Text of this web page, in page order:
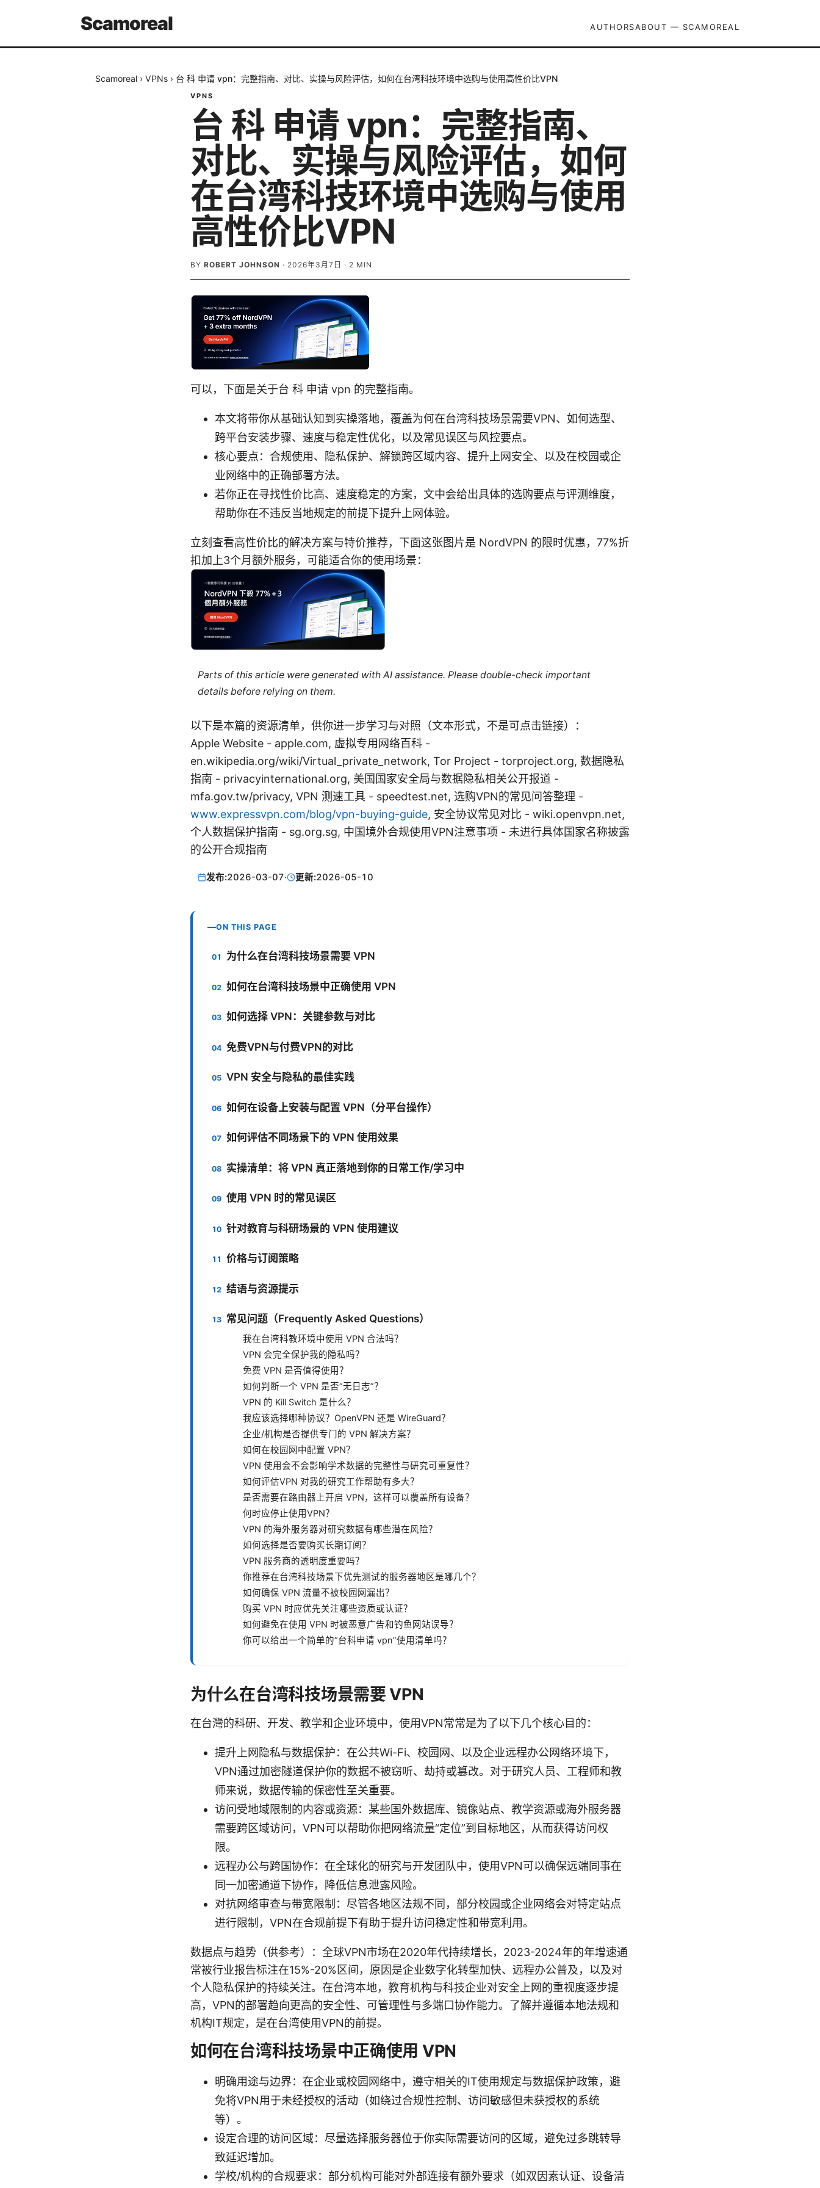
Scamoreal AUTHORSABOUT — SCAMOREAL
Scamoreal › VPNs › 台 科 申请 vpn：完整指南、对比、实操与风险评估，如何在台湾科技环境中选购与使用高性价比VPN
VPNS
台 科 申请 vpn：完整指南、
对比、实操与风险评估，如何
在台湾科技环境中选购与使用
高性价比VPN
BY ROBERT JOHNSON · 2026年3月7日 · 2 MIN
可以，下面是关于台 科 申请 vpn 的完整指南。
本文将带你从基础认知到实操落地，覆盖为何在台湾科技场景需要VPN、如何选型、
跨平台安装步骤、速度与稳定性优化，以及常见误区与风控要点。
核心要点：合规使用、隐私保护、解锁跨区域内容、提升上网安全、以及在校园或企
业网络中的正确部署方法。
若你正在寻找性价比高、速度稳定的方案，文中会给出具体的选购要点与评测维度，
帮助你在不违反当地规定的前提下提升上网体验。
立刻查看高性价比的解决方案与特价推荐，下面这张图片是 NordVPN 的限时优惠，77%折
扣加上3个月额外服务，可能适合你的使用场景：
Parts of this article were generated with AI assistance. Please double-check important
details before relying on them.
以下是本篇的资源清单，供你进一步学习与对照（文本形式，不是可点击链接）：
Apple Website - apple.com, 虚拟专用网络百科 -
en.wikipedia.org/wiki/Virtual_private_network, Tor Project - torproject.org, 数据隐私
指南 - privacyinternational.org, 美国国家安全局与数据隐私相关公开报道 -
mfa.gov.tw/privacy, VPN 测速工具 - speedtest.net, 选购VPN的常见问答整理 -
www.expressvpn.com/blog/vpn-buying-guide, 安全协议常见对比 - wiki.openvpn.net,
个人数据保护指南 - sg.org.sg, 中国境外合规使用VPN注意事项 - 未进行具体国家名称披露
的公开合规指南
发布:2026-03-07· 更新:2026-05-10
ON THIS PAGE
为什么在台湾科技场景需要 VPN
如何在台湾科技场景中正确使用 VPN
如何选择 VPN：关键参数与对比
免费VPN与付费VPN的对比
VPN 安全与隐私的最佳实践
如何在设备上安装与配置 VPN（分平台操作）
如何评估不同场景下的 VPN 使用效果
实操清单：将 VPN 真正落地到你的日常工作/学习中
使用 VPN 时的常见误区
针对教育与科研场景的 VPN 使用建议
价格与订阅策略
结语与资源提示
常见问题（Frequently Asked Questions）
我在台湾科教环境中使用 VPN 合法吗？
VPN 会完全保护我的隐私吗？
免费 VPN 是否值得使用？
如何判断一个 VPN 是否“无日志”？
VPN 的 Kill Switch 是什么？
我应该选择哪种协议？OpenVPN 还是 WireGuard？
企业/机构是否提供专门的 VPN 解决方案？
如何在校园网中配置 VPN？
VPN 使用会不会影响学术数据的完整性与研究可重复性？
如何评估VPN 对我的研究工作帮助有多大？
是否需要在路由器上开启 VPN，这样可以覆盖所有设备？
何时应停止使用VPN？
VPN 的海外服务器对研究数据有哪些潜在风险？
如何选择是否要购买长期订阅？
VPN 服务商的透明度重要吗？
你推荐在台湾科技场景下优先测试的服务器地区是哪几个？
如何确保 VPN 流量不被校园网漏出？
购买 VPN 时应优先关注哪些资质或认证？
如何避免在使用 VPN 时被恶意广告和钓鱼网站误导？
你可以给出一个简单的“台科申请 vpn”使用清单吗？
为什么在台湾科技场景需要 VPN
在台灣的科研、开发、教学和企业环境中，使用VPN常常是为了以下几个核心目的：
提升上网隐私与数据保护：在公共Wi-Fi、校园网、以及企业远程办公网络环境下，
VPN通过加密隧道保护你的数据不被窃听、劫持或篡改。对于研究人员、工程师和教
师来说，数据传输的保密性至关重要。
访问受地域限制的内容或资源：某些国外数据库、镜像站点、教学资源或海外服务器
需要跨区域访问，VPN可以帮助你把网络流量“定位”到目标地区，从而获得访问权
限。
远程办公与跨国协作：在全球化的研究与开发团队中，使用VPN可以确保远端同事在
同一加密通道下协作，降低信息泄露风险。
对抗网络审查与带宽限制：尽管各地区法规不同，部分校园或企业网络会对特定站点
进行限制，VPN在合规前提下有助于提升访问稳定性和带宽利用。
数据点与趋势（供参考）：全球VPN市场在2020年代持续增长，2023-2024年的年增速通
常被行业报告标注在15%-20%区间，原因是企业数字化转型加快、远程办公普及，以及对
个人隐私保护的持续关注。在台湾本地，教育机构与科技企业对安全上网的重视度逐步提
高，VPN的部署趋向更高的安全性、可管理性与多端口协作能力。了解并遵循本地法规和
机构IT规定，是在台湾使用VPN的前提。
如何在台湾科技场景中正确使用 VPN
明确用途与边界：在企业或校园网络中，遵守相关的IT使用规定与数据保护政策，避
免将VPN用于未经授权的活动（如绕过合规性控制、访问敏感但未获授权的系统
等）。
设定合理的访问区域：尽量选择服务器位于你实际需要访问的区域，避免过多跳转导
致延迟增加。
学校/机构的合规要求：部分机构可能对外部连接有额外要求（如双因素认证、设备清